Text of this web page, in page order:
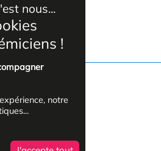
de confidentialité
CGVU
Facebook
nous...
!
notre